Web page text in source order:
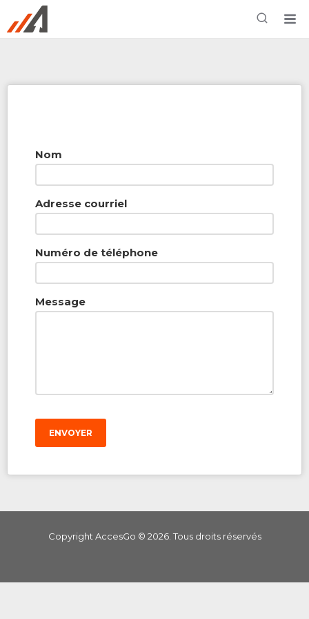
Rechercher à proximité - Entreprise / Rabais /
Services
Nom
Adresse courriel
Numéro de téléphone
Message
ENVOYER
Copyright AccesGo © 2026. Tous droits réservés